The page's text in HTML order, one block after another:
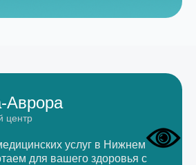
Аврора
центр
услуг в Нижнем
для вашего здоровья с